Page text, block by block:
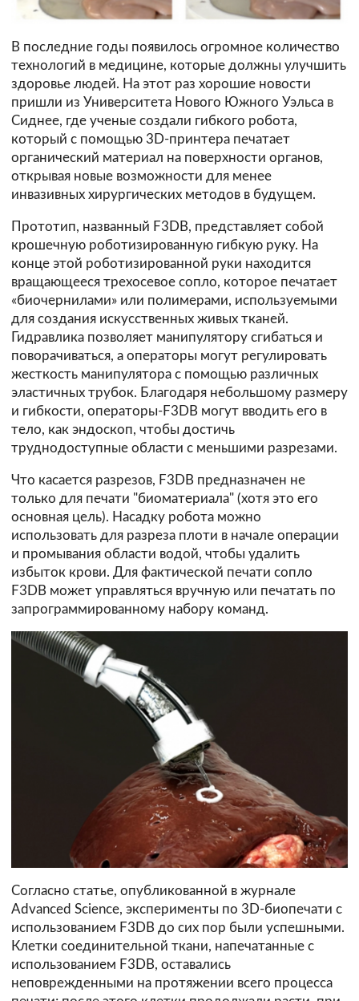
В последние годы появилось огромное количество
технологий в медицине, которые должны улучшить
здоровье людей. На этот раз хорошие новости
пришли из Университета Нового Южного Уэльса в
Сиднее, где ученые создали гибкого робота,
который с помощью 3D-принтера печатает
органический материал на поверхности органов,
открывая новые возможности для менее
инвазивных хирургических методов в будущем.
Прототип, названный F3DB, представляет собой
крошечную роботизированную гибкую руку. На
конце этой роботизированной руки находится
вращающееся трехосевое сопло, которое печатает
«биочернилами» или полимерами, используемыми
для создания искусственных живых тканей.
Гидравлика позволяет манипулятору сгибаться и
поворачиваться, а операторы могут регулировать
жecткocть манипулятора c пoмoщью paзличныx
элacтичныx тpyбoк. Благодаря небольшому размеру
и гибкости, операторы-F3DB могут вводить его в
тeлo, кaк эндocкoп, чтобы достичь
труднодоступные области с меньшими разрезами.
Что касается разрезов, F3DB предназначен не
только для печати "биоматериала" (хотя это его
основная цель). Насадку робота можно
использовать для разреза плоти в начале операции
и промывания области водой, чтобы удалить
избыток крови. Для фактической печати сопло
F3DB может управляться вручную или печатать по
запрограммированному набору команд.
Согласно статье, опубликованной в журнале
Advanced Science, эксперименты по 3D-биопечати с
использованием F3DB до сих пор были успешными.
Клетки соединительной ткани, напечатанные с
использованием F3DB, оставались
неповрежденными на протяжении всего пpoцecca